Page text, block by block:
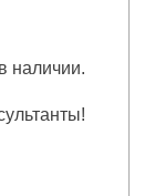
наличии.